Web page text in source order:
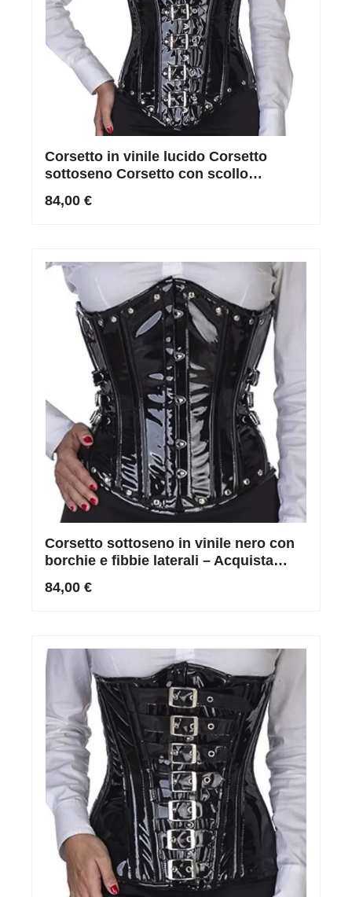
Corsetto in vinile lucido Corsetto
sottoseno Corsetto con scollo
84,00 €
Corsetto sottoseno in vinile nero con
borchie e fibbie laterali – Acquista
84,00 €